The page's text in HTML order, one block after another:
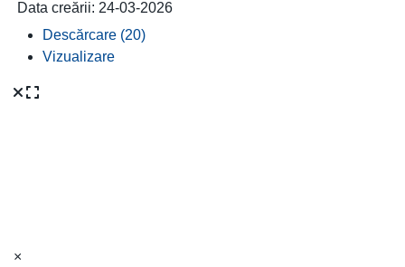
Data creării: 24-03-2026
Descărcare (20)
Vizualizare
×